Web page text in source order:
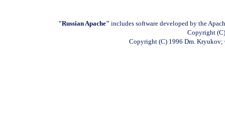
"Russian Apache" includes software developed by the
Copyright
Copyright (C) 1996 Dm.